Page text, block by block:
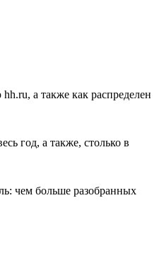
а также как распределен
год, а также, столько в
чем больше разобранных